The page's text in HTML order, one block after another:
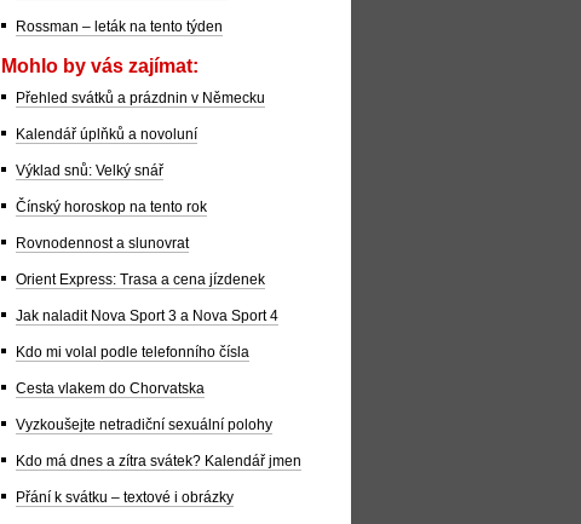
Rossman – leták na tento týden
Mohlo by vás zajímat:
Přehled svátků a prázdnin v Německu
Kalendář úplňků a novoluní
Výklad snů: Velký snář
Čínský horoskop na tento rok
Rovnodennost a slunovrat
Orient Express: Trasa a cena jízdenek
Jak naladit Nova Sport 3 a Nova Sport 4
Kdo mi volal podle telefonního čísla
Cesta vlakem do Chorvatska
Vyzkoušejte netradiční sexuální polohy
Kdo má dnes a zítra svátek? Kalendář jmen
Přání k svátku – textové i obrázky